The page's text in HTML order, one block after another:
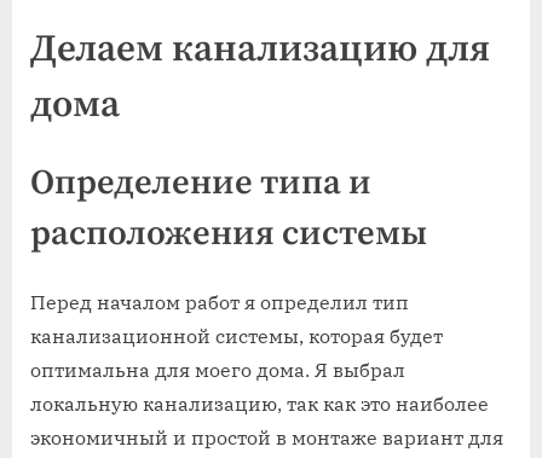
Делаем канализацию для
дома
Определение типа и
расположения системы
Перед началом работ я определил тип
канализационной системы, которая будет
оптимальна для моего дома. Я выбрал
локальную канализацию, так как это наиболее
экономичный и простой в монтаже вариант для